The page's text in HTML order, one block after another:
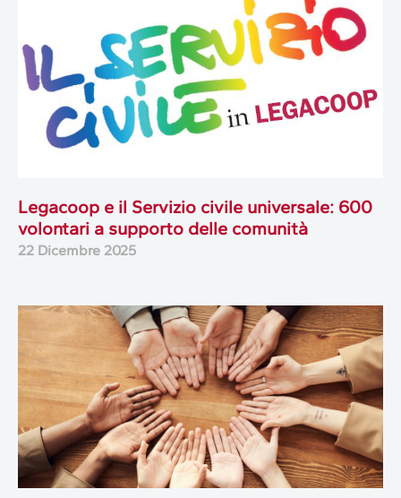
Legacoop e il Servizio civile universale: 600
volontari a supporto delle comunità
22 Dicembre 2025